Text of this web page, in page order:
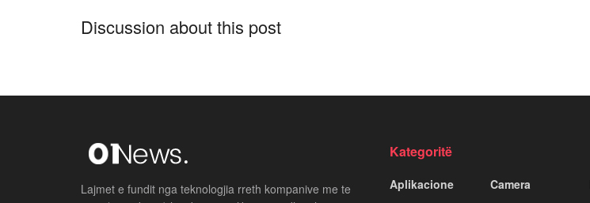
Discussion about this post
Lajmet e fundit nga teknologjia rreth kompanive me te
Kategoritë
Aplikacione
Camera